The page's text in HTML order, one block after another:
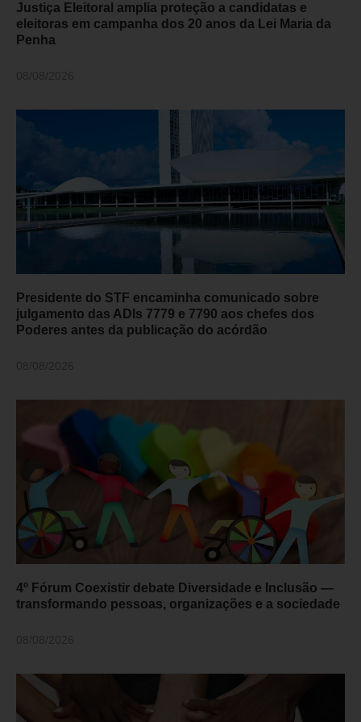
Justiça Eleitoral amplia proteção a candidatas e
eleitoras em campanha dos 20 anos da Lei Maria da
Penha
Presidente do STF encaminha comunicado sobre
julgamento das ADIs 7779 e 7790 aos chefes dos
Poderes antes da publicação do acórdão
4º Fórum Coexistir debate Diversidade e Inclusão —
transformando pessoas, organizações e a sociedade